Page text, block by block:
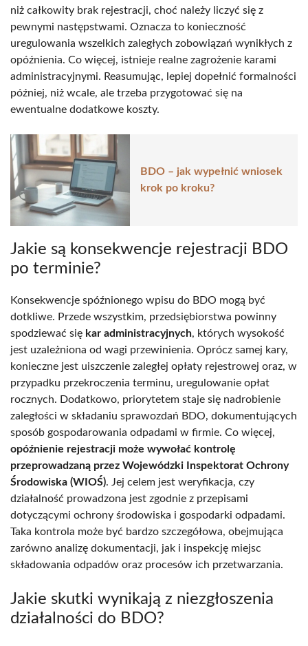
niż całkowity brak rejestracji, choć należy liczyć się z
pewnymi następstwami. Oznacza to konieczność
uregulowania wszelkich zaległych zobowiązań wynikłych z
opóźnienia. Co więcej, istnieje realne zagrożenie karami
administracyjnymi. Reasumując, lepiej dopełnić formalności
później, niż wcale, ale trzeba przygotować się na
ewentualne dodatkowe koszty.
BDO – jak wypełnić wniosek
krok po kroku?
Jakie są konsekwencje rejestracji BDO
po terminie?
Konsekwencje spóźnionego wpisu do BDO mogą być
dotkliwe. Przede wszystkim, przedsiębiorstwa powinny
spodziewać się kar administracyjnych, których wysokość
jest uzależniona od wagi przewinienia. Oprócz samej kary,
konieczne jest uiszczenie zaległej opłaty rejestrowej oraz, w
przypadku przekroczenia terminu, uregulowanie opłat
rocznych. Dodatkowo, priorytetem staje się nadrobienie
zaległości w składaniu sprawozdań BDO, dokumentujących
sposób gospodarowania odpadami w firmie. Co więcej,
opóźnienie rejestracji może wywołać kontrolę
przeprowadzaną przez Wojewódzki Inspektorat Ochrony
Środowiska (WIOŚ). Jej celem jest weryfikacja, czy
działalność prowadzona jest zgodnie z przepisami
dotyczącymi ochrony środowiska i gospodarki odpadami.
Taka kontrola może być bardzo szczegółowa, obejmująca
zarówno analizę dokumentacji, jak i inspekcję miejsc
składowania odpadów oraz procesów ich przetwarzania.
Jakie skutki wynikają z niezgłoszenia
działalności do BDO?